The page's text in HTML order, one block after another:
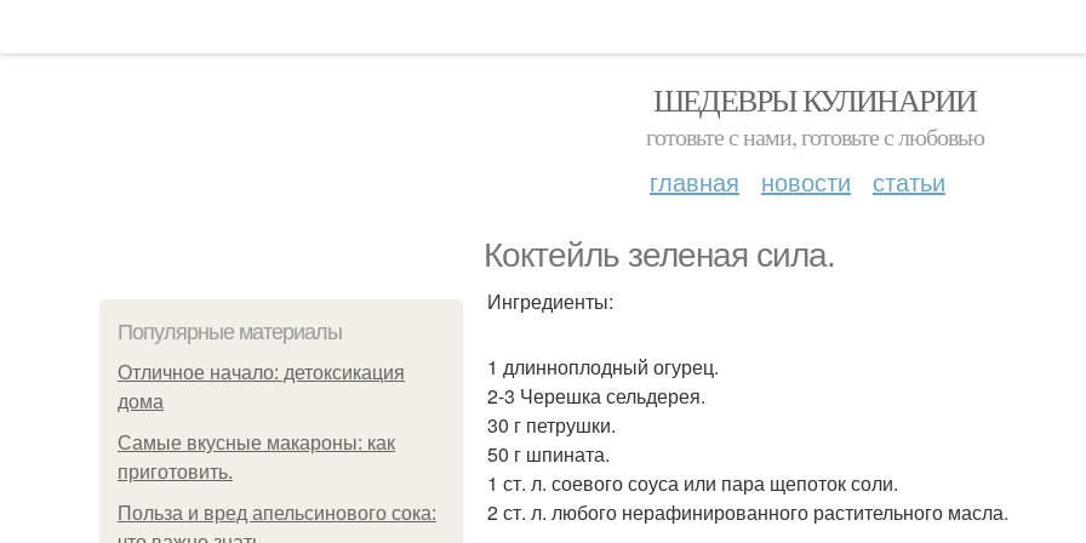
ШЕДЕВРЫ КУЛИНАРИИ
готовьте с нами, готовьте с любовью
главная новости статьи
Коктейль зеленая сила.
Популярные материалы
Отличное начало: детоксикация
дома
Самые вкусные макароны: как
приготовить.
Польза и вред апельсинового сока:
Ингредиенты:
1 длинноплодный огурец.
2-3 Черешка сельдерея.
30 г петрушки.
50 г шпината.
1 ст. л. соевого соуса или пара щепоток соли.
2 ст. л. любого нерафинированного растительного масла.